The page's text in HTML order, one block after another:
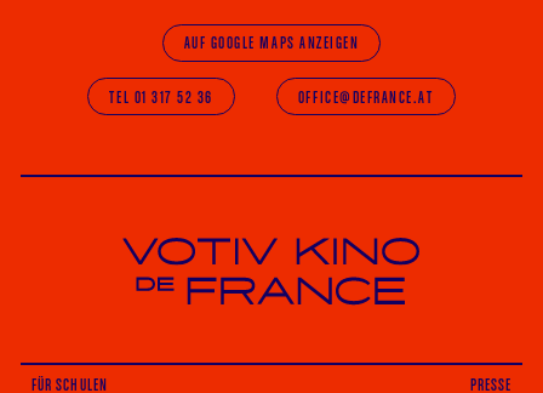
AUF GOOGLE MAPS ANZEIGEN
TEL 01 317 52 36 OFFICE@DEFRANCE.AT
Votiv Kino und Kino De France in Wien
FÜR SCHULEN PRESSE